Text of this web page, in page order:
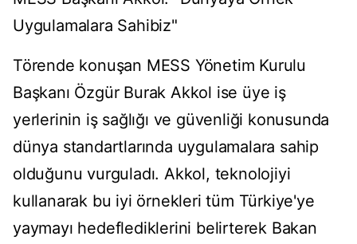
Uygulamalara Sahibiz"
Törende konuşan MESS Yönetim Kurulu
Başkanı Özgür Burak Akkol ise üye iş
yerlerinin iş sağlığı ve güvenliği konusunda
dünya standartlarında uygulamalara sahip
olduğunu vurguladı. Akkol, teknolojiyi
kullanarak bu iyi örnekleri tüm Türkiye'ye
yaymayı hedeflediklerini belirterek Bakan